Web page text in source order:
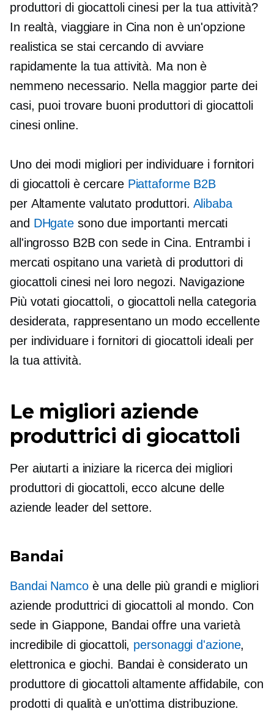
produttori di giocattoli cinesi per la tua attività?
In realtà, viaggiare in Cina non è un'opzione
realistica se stai cercando di avviare
rapidamente la tua attività. Ma non è
nemmeno necessario. Nella maggior parte dei
casi, puoi trovare buoni produttori di giocattoli
cinesi online.
Uno dei modi migliori per individuare i fornitori
di giocattoli è cercare Piattaforme B2B
per Altamente valutatoproduttori. Alibaba
and DHgate sono due importanti mercati
all'ingrosso B2B con sede in Cina. Entrambi i
mercati ospitano una varietà di produttori di
giocattoli cinesi nei loro negozi. Navigazione
Più votati giocattoli, o giocattoli nella categoria
desiderata, rappresentano un modo eccellente
per individuare i fornitori di giocattoli ideali per
la tua attività.
Le migliori aziende
produttrici di giocattoli
Per aiutarti a iniziare la ricerca dei migliori
produttori di giocattoli, ecco alcune delle
aziende leader del settore.
Bandai
Bandai Namcoè una delle più grandi e migliori
aziende produttrici di giocattoli al mondo. Con
sede in Giappone, Bandai offre una varietà
incredibile di giocattoli, personaggi d'azione,
elettronica e giochi. Bandai è considerato un
produttore di giocattoli altamente affidabile, con
prodotti di qualità e un'ottima distribuzione.